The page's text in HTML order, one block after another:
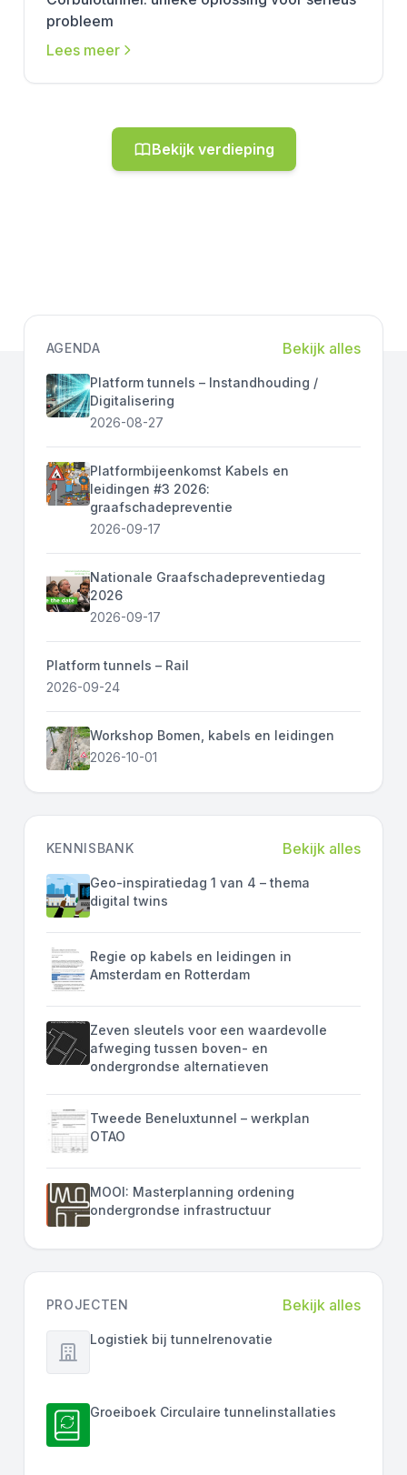
probleem
Lees meer
Bekijk verdieping
AGENDA Bekijk alles
Platform tunnels – Instandhouding /
Digitalisering
2026-08-27
Platformbijeenkomst Kabels en
leidingen #3 2026:
graafschadepreventie
2026-09-17
Nationale Graafschadepreventiedag
2026
2026-09-17
Platform tunnels – Rail
2026-09-24
Workshop Bomen, kabels en leidingen
2026-10-01
KENNISBANK Bekijk alles
Geo-inspiratiedag 1 van 4 – thema
digital twins
Regie op kabels en leidingen in
Amsterdam en Rotterdam
Zeven sleutels voor een waardevolle
afweging tussen boven- en
ondergrondse alternatieven
Tweede Beneluxtunnel – werkplan
OTAO
MOOI: Masterplanning ordening
ondergrondse infrastructuur
PROJECTEN Bekijk alles
Logistiek bij tunnelrenovatie
Groeiboek Circulaire tunnelinstallaties